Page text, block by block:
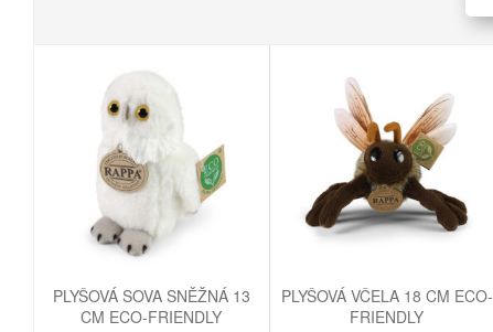
PLYŠOVÁ SOVA SNĚŽNÁ 13
CM ECO-FRIENDLY
PLYŠOVÁ VČELA 18 CM ECO-
FRIENDLY